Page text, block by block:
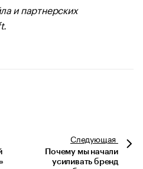
и партнерских
Следующая
Почему мы начали
усиливать бренд